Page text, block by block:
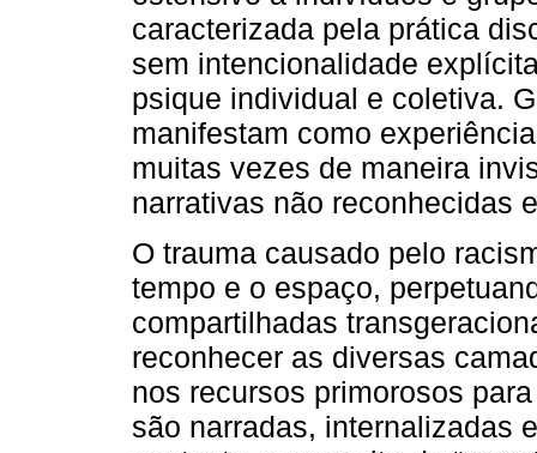
caracterizada pela prática
sem intencionalidade
psique individual e coletiva.
manifestam como
muitas vezes de maneira
narrativas não reconhecidas
O trauma causado pelo
tempo e o espaço,
compartilhadas
reconhecer as diversas
nos recursos primorosos
são narradas, internalizadas